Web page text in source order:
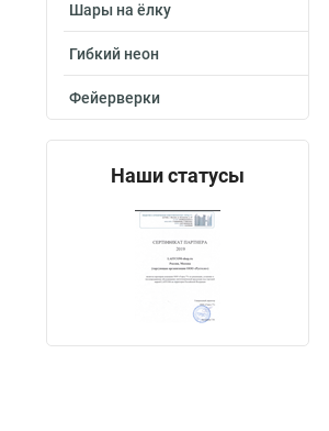
Шары на ёлку
Гибкий неон
Фейерверки
Наши статусы